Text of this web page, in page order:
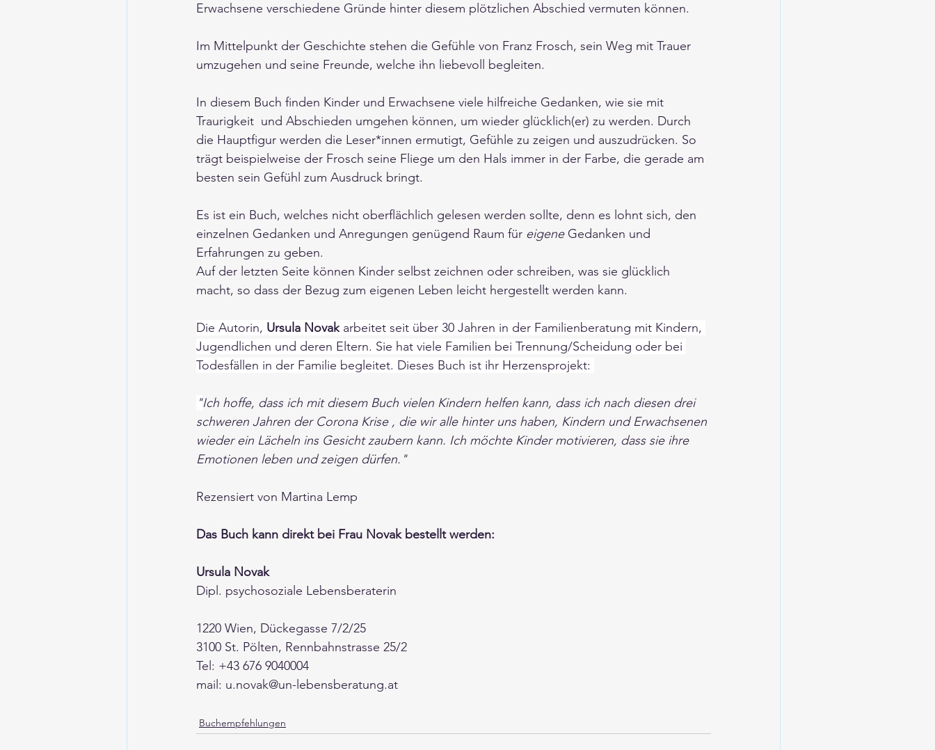
Erwachsene verschiedene Gründe hinter diesem plötzlichen Abschied vermuten können.
Im Mittelpunkt der Geschichte stehen die Gefühle von Franz Frosch, sein Weg mit Trauer
umzugehen und seine Freunde, welche ihn liebevoll begleiten.
In diesem Buch finden Kinder und Erwachsene viele hilfreiche Gedanken, wie sie mit
Traurigkeit  und Abschieden umgehen können, um wieder glücklich(er) zu werden. Durch
die Hauptfigur werden die Leser*innen ermutigt, Gefühle zu zeigen und auszudrücken. So
trägt beispielweise der Frosch seine Fliege um den Hals immer in der Farbe, die gerade am
besten sein Gefühl zum Ausdruck bringt.
Es ist ein Buch, welches nicht oberflächlich gelesen werden sollte, denn es lohnt sich, den
einzelnen Gedanken und Anregungen genügend Raum für eigene Gedanken und
Erfahrungen zu geben.
Auf der letzten Seite können Kinder selbst zeichnen oder schreiben, was sie glücklich
macht, so dass der Bezug zum eigenen Leben leicht hergestellt werden kann.
Die Autorin, Ursula Novak arbeitet seit über 30 Jahren in der Familienberatung mit Kindern,
Jugendlichen und deren Eltern. Sie hat viele Familien bei Trennung/Scheidung oder bei
Todesfällen in der Familie begleitet. Dieses Buch ist ihr Herzensprojekt:
"Ich hoffe, dass ich mit diesem Buch vielen Kindern helfen kann, dass ich nach diesen drei
schweren Jahren der Corona Krise , die wir alle hinter uns haben, Kindern und Erwachsenen
wieder ein Lächeln ins Gesicht zaubern kann. Ich möchte Kinder motivieren, dass sie ihre
Emotionen leben und zeigen dürfen."
Rezensiert von Martina Lemp
Das Buch kann direkt bei Frau Novak bestellt werden:
Ursula Novak
Dipl. psychosoziale Lebensberaterin
1220 Wien, Dückegasse 7/2/25
3100 St. Pölten, Rennbahnstrasse 25/2
Tel: +43 676 9040004
mail: u.novak@un-lebensberatung.at
Buchempfehlungen